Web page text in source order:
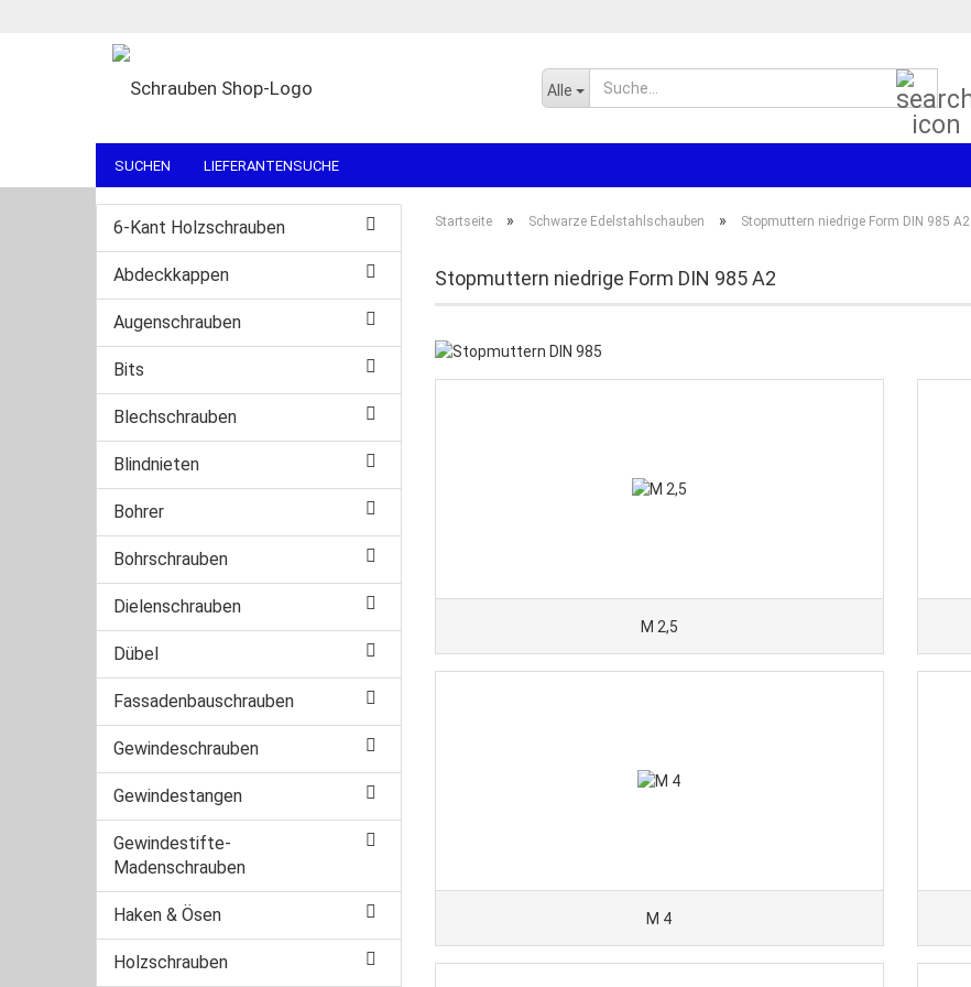
Alle
SUCHEN LIEFERANTENSUCHE
Startseite » Schwarze Edelstahlschauben » Stopmuttern niedrige Form DIN 985 A2
Stopmuttern niedrige Form DIN 985 A2
M 2,5
M 4
6-Kant Holzschrauben
Abdeckkappen
Augenschrauben
Bits
Blechschrauben
Blindnieten
Bohrer
Bohrschrauben
Dielenschrauben
Dübel
Fassadenbauschrauben
Gewindeschrauben
Gewindestangen
Gewindestifte-
Madenschrauben
Haken & Ösen
Holzschrauben